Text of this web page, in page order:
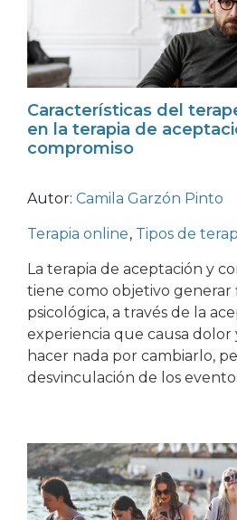
Características del
en la terapia de
compromiso
Autor: Camila Garzón Pinto
Terapia online, Tipos de
La terapia de aceptación y
tiene como objetivo generar
psicológica, a través de la
experiencia que causa dolor
hacer nada por cambiarlo,
desvinculación de los